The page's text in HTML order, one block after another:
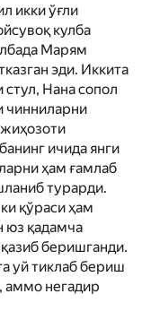
икки ўғли
кулба
Мар­ям
эди. Иккита
стул, Нана сопол
чинниларни
жиҳозоти
ичида янги
ҳам ғамлаб
турарди.
қўраси ҳам
юз қадамча
беришганди.
уй тиклаб бериш
аммо негадир